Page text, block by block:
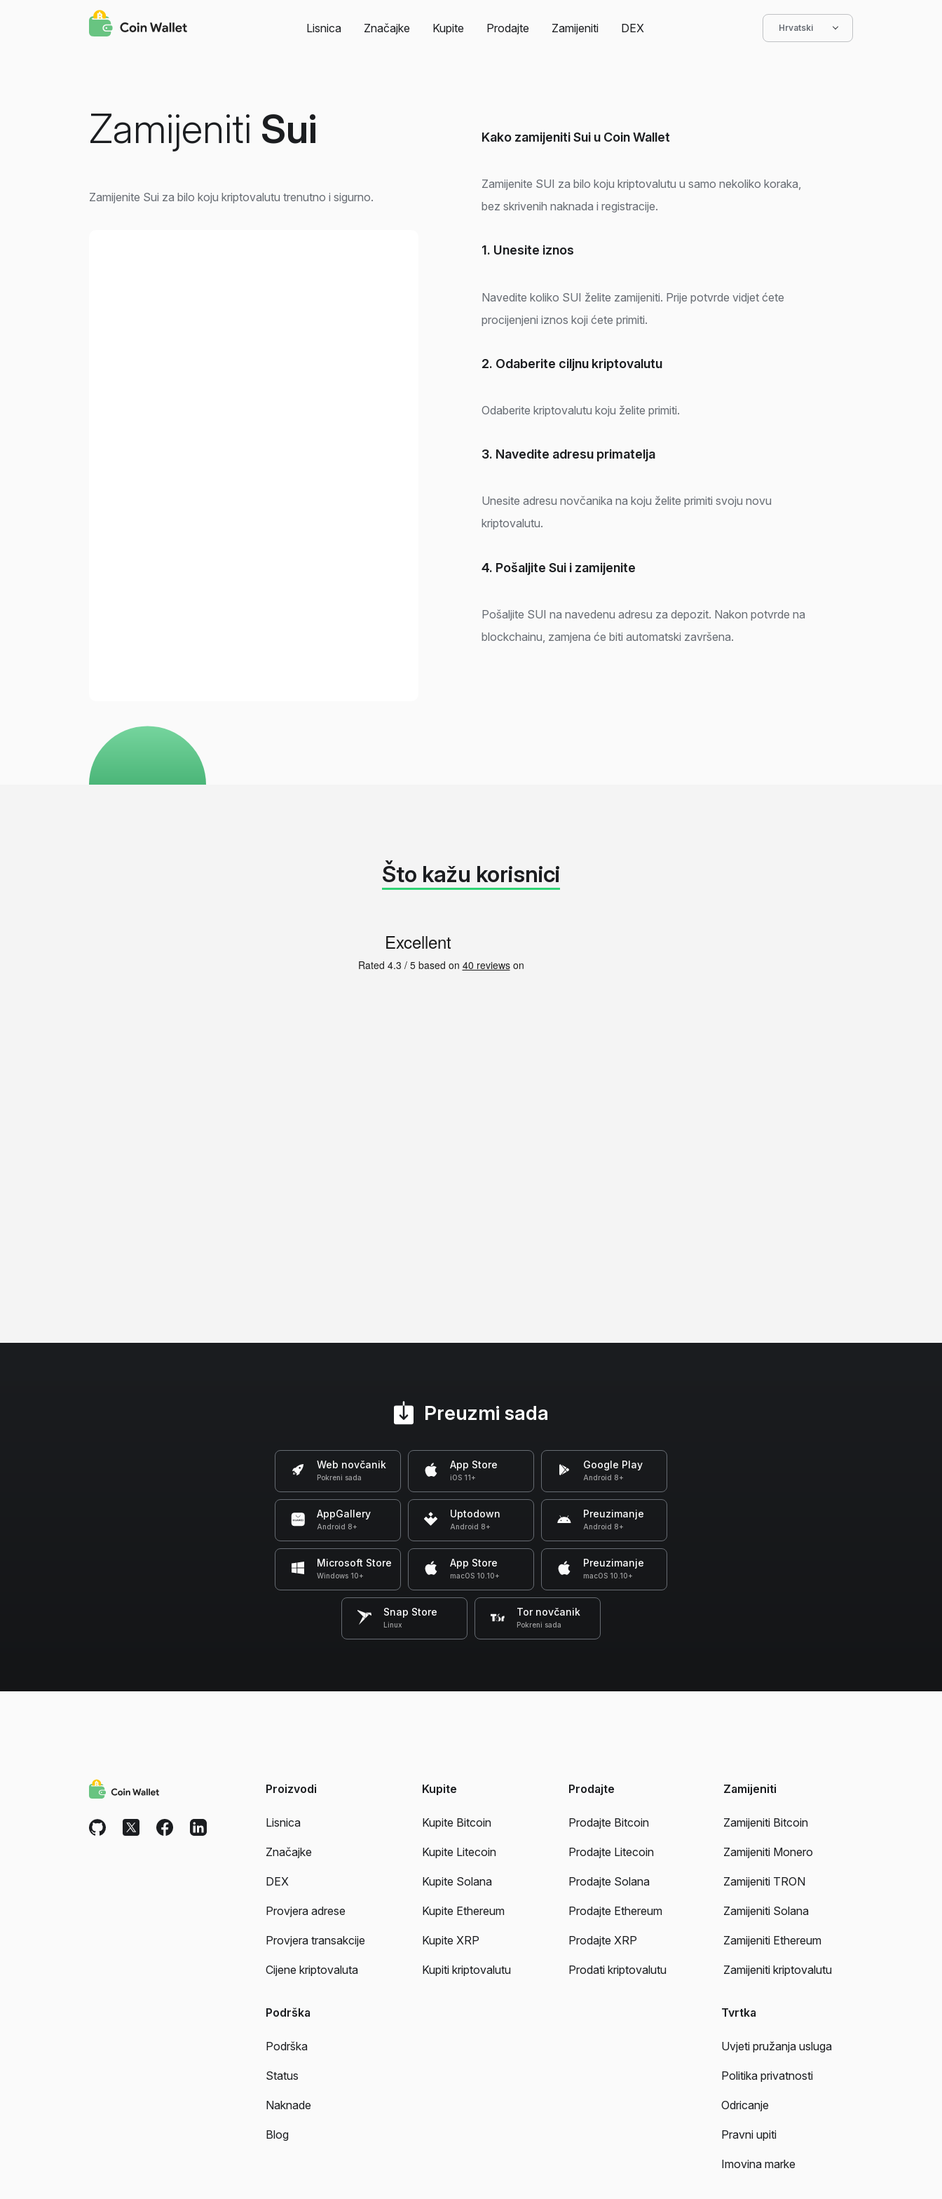
Lisnica Značajke Kupite Prodajte Zamijeniti DEX Hrvatski
Zamijeniti Sui
Zamijenite Sui za bilo koju kriptovalutu trenutno i sigurno.
Kako zamijeniti Sui u Coin Wallet
Zamijenite SUI za bilo koju kriptovalutu u samo nekoliko koraka,
bez skrivenih naknada i registracije.
1. Unesite iznos
Navedite koliko SUI želite zamijeniti. Prije potvrde vidjet ćete
procijenjeni iznos koji ćete primiti.
2. Odaberite ciljnu kriptovalutu
Odaberite kriptovalutu koju želite primiti.
3. Navedite adresu primatelja
Unesite adresu novčanika na koju želite primiti svoju novu
kriptovalutu.
4. Pošaljite Sui i zamijenite
Pošaljite SUI na navedenu adresu za depozit. Nakon potvrde na
blockchainu, zamjena će biti automatski završena.
Što kažu korisnici
Preuzmi sada
Web novčanik
Pokreni sada
App Store
iOS 11+
Google Play
Android 8+
AppGallery
Android 8+
Uptodown
Android 8+
Preuzimanje
Android 8+
Microsoft Store
Windows 10+
App Store
macOS 10.10+
Preuzimanje
macOS 10.10+
Snap Store
Linux
Tor novčanik
Pokreni sada
Proizvodi
Lisnica
Značajke
DEX
Provjera adrese
Provjera transakcije
Cijene kriptovaluta
Kupite
Kupite Bitcoin
Kupite Litecoin
Kupite Solana
Kupite Ethereum
Kupite XRP
Kupiti kriptovalutu
Prodajte
Prodajte Bitcoin
Prodajte Litecoin
Prodajte Solana
Prodajte Ethereum
Prodajte XRP
Prodati kriptovalutu
Zamijeniti
Zamijeniti Bitcoin
Zamijeniti Monero
Zamijeniti TRON
Zamijeniti Solana
Zamijeniti Ethereum
Zamijeniti kriptovalutu
Podrška
Podrška
Status
Naknade
Blog
Tvrtka
Uvjeti pružanja usluga
Politika privatnosti
Odricanje
Pravni upiti
Imovina marke